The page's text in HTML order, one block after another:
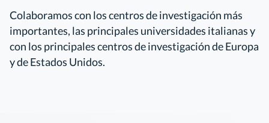
Colaboramos con los centros de investigación más
importantes, las principales universidades italianas y
con los principales centros de investigación de Europa
y de Estados Unidos.